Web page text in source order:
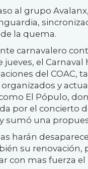
al grupo
la quema.
carnavalero
jueves, el
del COAC,
y
El Pópulo,
por el concierto
sumó una
harán
su
con mas fuerza